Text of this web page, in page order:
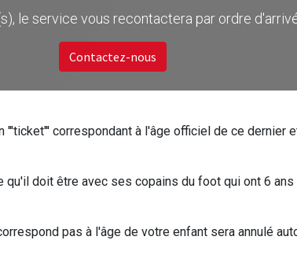
le service vous recontactera par ordre
Contactez-nous
correspondant à l'âge officiel de ce dernier
doit être avec ses copains du foot qui ont 6
pas à l'âge de votre enfant sera annulé